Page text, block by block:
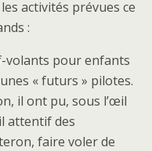
activités prévues ce
:
volants pour enfants
« futurs » pilotes.
il ont pu, sous l’œil
attentif des
faire voler de